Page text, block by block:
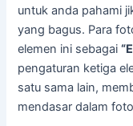
untuk anda pahami
yang bagus. Para
elemen ini sebagai
pengaturan ketiga
satu sama lain,
mendasar dalam